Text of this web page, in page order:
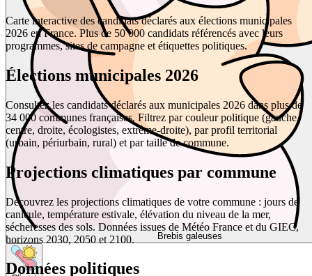
Brebis galeuses
Carte interactive des candidats déclarés aux élections municipales
2026 en France. Plus de 50 000 candidats référencés avec leurs
programmes, sites de campagne et étiquettes politiques.
Élections municipales 2026
Consultez les candidats déclarés aux municipales 2026 dans plus de
34 000 communes françaises. Filtrez par couleur politique (gauche,
centre, droite, écologistes, extrême-droite), par profil territorial
(urbain, périurbain, rural) et par taille de commune.
Projections climatiques par commune
Découvrez les projections climatiques de votre commune : jours de
canicule, température estivale, élévation du niveau de la mer,
sécheresses des sols. Données issues de Météo France et du GIEC,
horizons 2030, 2050 et 2100.
Données politiques